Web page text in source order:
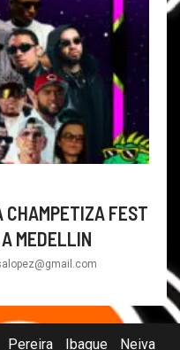
CHAMPETIZA FEST
MEDELLIN
Pereira Ibague Neiva